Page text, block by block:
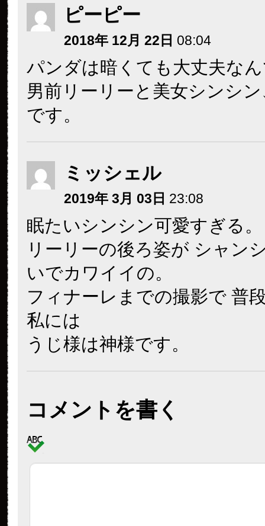
ピーピー
2018年 12月 22日 08:04
パンダは暗くても大丈夫な
男前リーリーと美女シンシ
です。
ミッシェル
2019年 3月 03日 23:08
眠たいシンシン可愛すぎる。
リーリーの後ろ姿が シャン
いでカワイイの。
フィナーレまでの撮影で 普
私には
うじ様は神様です。
コメントを書く